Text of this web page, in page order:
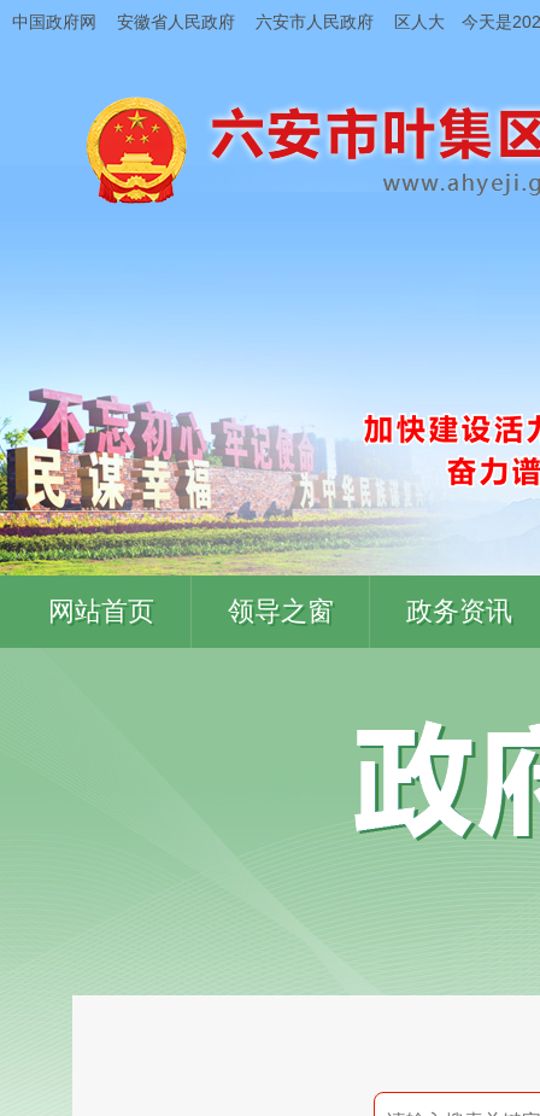
中国政府网 安徽省人民政府 六安市人民政府 区人大 今天是
网站首页 领导之窗 政务资讯